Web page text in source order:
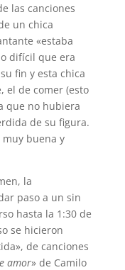
las canciones
un chica
«estaba
difícil que era
fin y esta chica
el de comer (esto
que no hubiera
de su figura.
buena y
la
paso a un sin
hasta la 1:30 de
se hicieron
de canciones
amor» de Camilo